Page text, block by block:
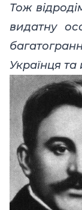
Тож
видатну
Українця та